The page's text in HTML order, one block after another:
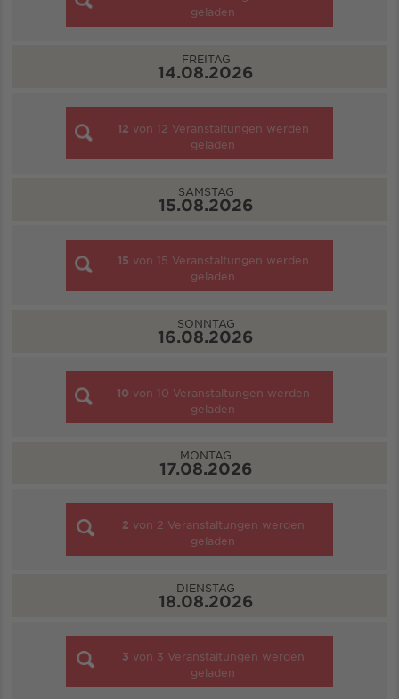
geladen
FREITAG
14.08.2026
12 von 12 Veranstaltungen werden
geladen
SAMSTAG
15.08.2026
15 von 15 Veranstaltungen werden
geladen
SONNTAG
16.08.2026
10 von 10 Veranstaltungen werden
geladen
MONTAG
17.08.2026
2 von 2 Veranstaltungen werden
geladen
DIENSTAG
18.08.2026
3 von 3 Veranstaltungen werden
geladen